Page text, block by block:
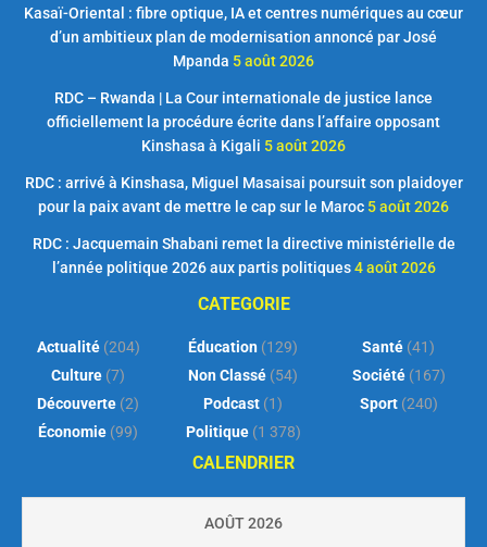
Kasaï-Oriental : fibre optique, IA et centres numériques au cœur
d’un ambitieux plan de modernisation annoncé par José
Mpanda 5 août 2026
RDC – Rwanda | La Cour internationale de justice lance
officiellement la procédure écrite dans l’affaire opposant
Kinshasa à Kigali 5 août 2026
RDC : arrivé à Kinshasa, Miguel Masaisai poursuit son plaidoyer
pour la paix avant de mettre le cap sur le Maroc 5 août 2026
RDC : Jacquemain Shabani remet la directive ministérielle de
l’année politique 2026 aux partis politiques 4 août 2026
CATEGORIE
Actualité(204)
Culture (7)
Découverte (2)
Économie (99)
Éducation (129)
Non Classé (54)
Podcast (1)
Politique(1 378)
Santé (41)
Société(167)
Sport(240)
CALENDRIER
AOÛT 2026